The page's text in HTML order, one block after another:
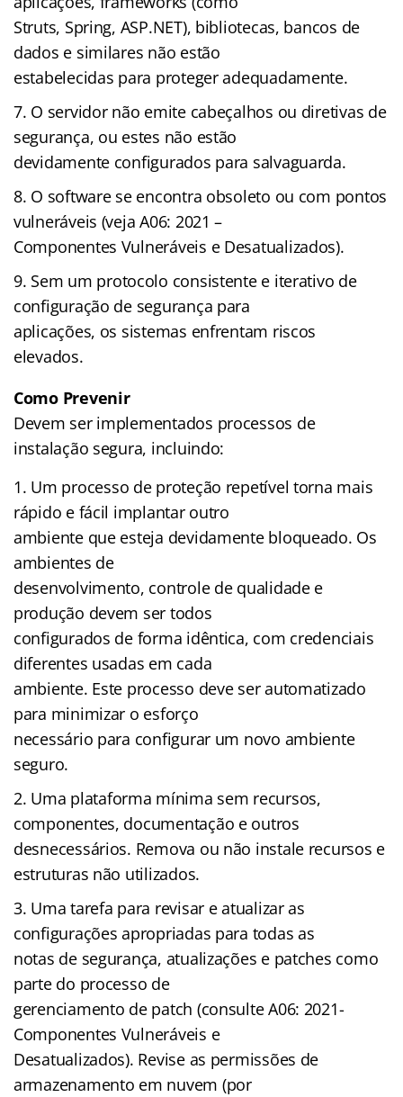
Struts, Spring, ASP.NET), bibliotecas, bancos de
dados e similares não estão
estabelecidas para proteger adequadamente.
O servidor não emite cabeçalhos ou diretivas de
segurança, ou estes não estão
devidamente configurados para salvaguarda.
O software se encontra obsoleto ou com pontos
vulneráveis (veja A06: 2021 –
Componentes Vulneráveis e Desatualizados).
Sem um protocolo consistente e iterativo de
configuração de segurança para
aplicações, os sistemas enfrentam riscos
elevados.
Como Prevenir
Devem ser implementados processos de
instalação segura, incluindo:
Um processo de proteção repetível torna mais
rápido e fácil implantar outro
ambiente que esteja devidamente bloqueado. Os
ambientes de
desenvolvimento, controle de qualidade e
produção devem ser todos
configurados de forma idêntica, com credenciais
diferentes usadas em cada
ambiente. Este processo deve ser automatizado
para minimizar o esforço
necessário para configurar um novo ambiente
seguro.
Uma plataforma mínima sem recursos,
componentes, documentação e outros
desnecessários. Remova ou não instale recursos e
estruturas não utilizados.
Uma tarefa para revisar e atualizar as
configurações apropriadas para todas as
notas de segurança, atualizações e patches como
parte do processo de
gerenciamento de patch (consulte A06: 2021-
Componentes Vulneráveis e
Desatualizados). Revise as permissões de
armazenamento em nuvem (por